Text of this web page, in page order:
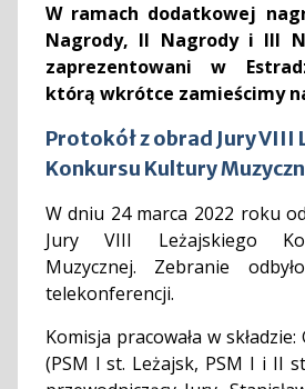
W ramach dodatkowej
Nagrody, II Nagrody i III
zaprezentowani w
którą wkrótce zamieścimy
Protokół z obrad Jury VIII
Konkursu Kultury
W dniu 24 marca 2022 roku
Jury VIII Leżajskiego
Muzycznej. Zebranie
telekonferencji.
Komisja pracowała w
(PSM I st. Leżajsk, PSM I i II